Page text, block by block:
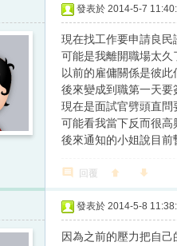
發表於 2014-5-7
現在找工作要申請良民
可能是我離開職場太久
以前的雇傭關係是彼
後來變成到職第一天
現在是面試官劈頭直
可能看我當下反而很
後來通知的小姐說目
回覆
發表於 2014-5-8
因為之前的壓力把自